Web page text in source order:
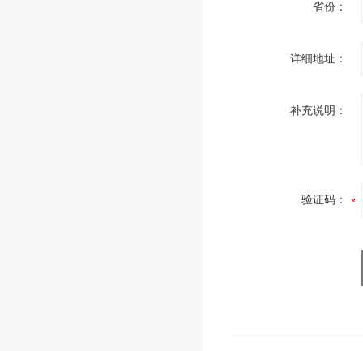
省份：
详细地址：
补充说明：
验证码：